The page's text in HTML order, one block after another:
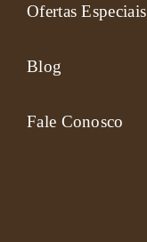
Ofertas Especiais
Blog
Fale Conosco